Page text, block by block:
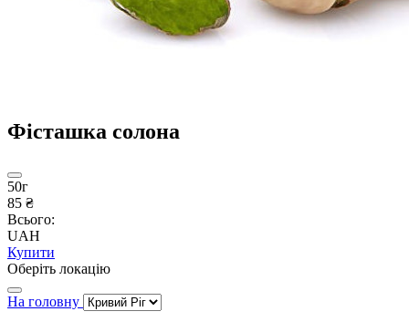
Фісташка солона
50г
85 ₴
Всього:
UAH
Купити
Оберіть локацію
На головну